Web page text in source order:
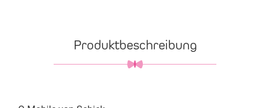
Produktbeschreibung